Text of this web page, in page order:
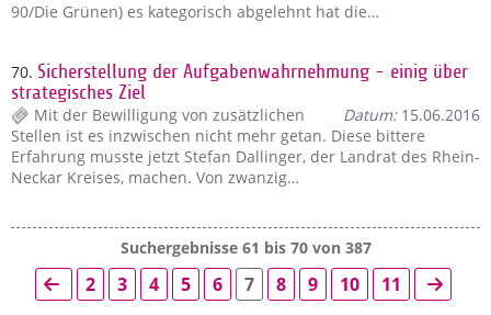
90/Die Grünen) es kategorisch abgelehnt hat die…
70. Sicherstellung der Aufgabenwahrnehmung - einig über
strategisches Ziel
Datum:15.06.2016
Mit der Bewilligung von zusätzlichen
Stellen ist es inzwischen nicht mehr getan. Diese bittere
Erfahrung musste jetzt Stefan Dallinger, der Landrat des Rhein-
Neckar Kreises, machen. Von zwanzig…
Suchergebnisse 61 bis 70 von 387
2 3 4 5 6 7 8 9 10 11